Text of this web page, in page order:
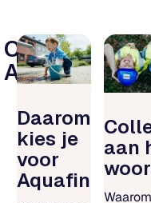
Ontdek
Aquafin
Daarom
kies je
voor
Aquafin
aan
Waarom